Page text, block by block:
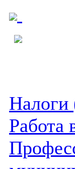
Налоги
Работа